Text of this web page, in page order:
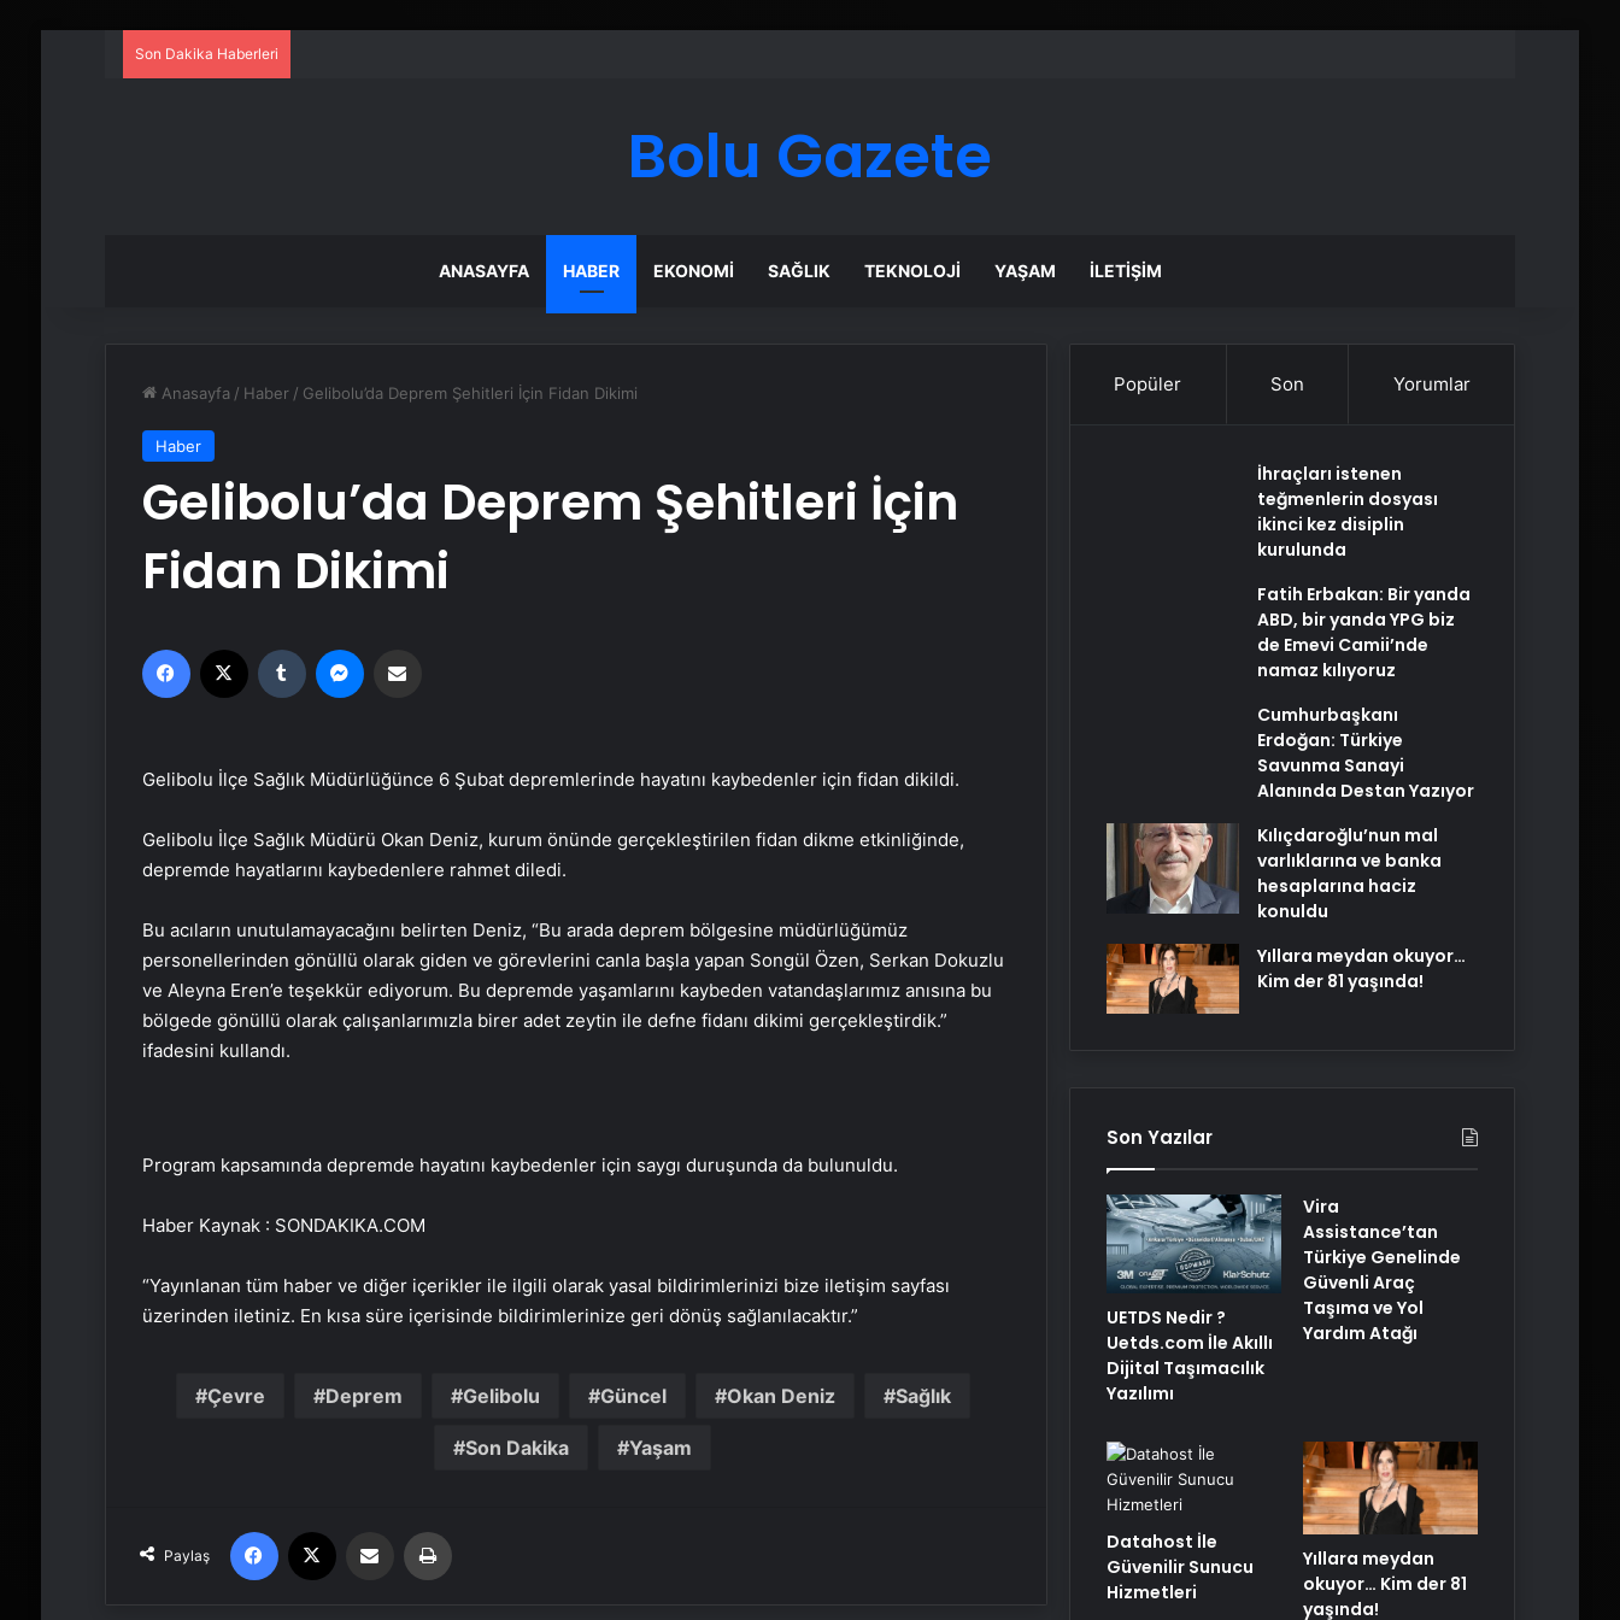
Son Dakika Haberleri
Bolu Gazete
ANASAYFA HABER EKONOMI SAĞLIK TEKNOLOJI YAŞAM İLETIŞIM
Anasayfa / Haber / Gelibolu’da Deprem Şehitleri İçin Fidan Dikimi
Haber
Gelibolu’da Deprem Şehitleri İçin
Fidan Dikimi
Facebook Tumblr
Gelibolu İlçe Sağlık Müdürlüğünce 6 Şubat depremlerinde hayatını kaybedenler için fidan dikildi.
Gelibolu İlçe Sağlık Müdürü Okan Deniz, kurum önünde gerçekleştirilen fidan dikme etkinliğinde,
depremde hayatlarını kaybedenlere rahmet diledi.
Bu acıların unutulamayacağını belirten Deniz, “Bu arada deprem bölgesine müdürlüğümüz
personellerinden gönüllü olarak giden ve görevlerini canla başla yapan Songül Özen, Serkan Dokuzlu
ve Aleyna Eren’e teşekkür ediyorum. Bu depremde yaşamlarını kaybeden vatandaşlarımız anısına bu
bölgede gönüllü olarak çalışanlarımızla birer adet zeytin ile defne fidanı dikimi gerçekleştirdik.”
ifadesini kullandı.
Program kapsamında depremde hayatını kaybedenler için saygı duruşunda da bulunuldu.
Haber Kaynak : SONDAKIKA.COM
“Yayınlanan tüm haber ve diğer içerikler ile ilgili olarak yasal bildirimlerinizi bize iletişim sayfası
üzerinden iletiniz. En kısa süre içerisinde bildirimlerinize geri dönüş sağlanılacaktır.”
Çevre Deprem Gelibolu Güncel Okan Deniz Sağlık
Son Dakika Yaşam
Paylaş
Facebook Email'den paylaş
Nazilli’de Bir Şahıs Bahçede Ölü
Popüler Son Yorumlar
İhraçları istenen
teğmenlerin dosyası
ikinci kez disiplin
kurulunda
Fatih Erbakan: Bir yanda
ABD, bir yanda YPG biz
de Emevi Camii’nde
namaz kılıyoruz
Cumhurbaşkanı
Erdoğan: Türkiye
Savunma Sanayi
Alanında Destan Yazıyor
Kılıçdaroğlu’nun mal
varlıklarına ve banka
hesaplarına haciz
konuldu
Yıllara meydan okuyor…
Kim der 81 yaşında!
Son Yazılar
UETDS Nedir ?
Uetds.com İle Akıllı
Dijital Taşımacılık
Yazılımı
Vira
Assistance’tan
Türkiye Genelinde
Güvenli Araç
Taşıma ve Yol
Yardım Atağı
Datahost İle
Güvenilir Sunucu
Hizmetleri
Yıllara meydan
okuyor… Kim der 81
yaşında!